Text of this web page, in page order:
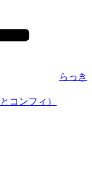
らっき
コンフィ）